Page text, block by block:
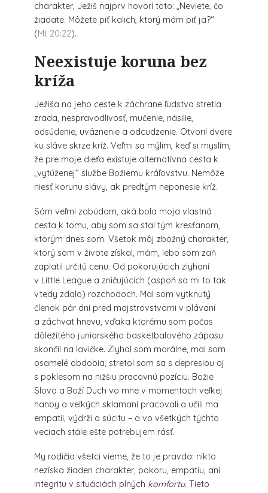
charakter, Ježiš najprv hovorí toto: „Neviete, čo
žiadate. Môžete piť kalich, ktorý mám piť ja?“
(Mt 20:22).
Neexistuje koruna bez
kríža
Ježiša na jeho ceste k záchrane ľudstva stretla
zrada, nespravodlivosť, mučenie, násilie,
odsúdenie, uväznenie a odcudzenie. Otvoril dvere
ku sláve skrze kríž. Veľmi sa mýlim, keď si myslím,
že pre moje dieťa existuje alternatívna cesta k
„vytúženej“ službe Božiemu kráľovstvu. Nemôže
niesť korunu slávy, ak predtým neponesie kríž.
Sám veľmi zabúdam, aká bola moja vlastná
cesta k tomu, aby som sa stal tým kresťanom,
ktorým dnes som. Všetok môj zbožný charakter,
ktorý som v živote získal, mám, lebo som zaň
zaplatil určitú cenu. Od pokorujúcich zlyhaní
v Little League a zničujúcich (aspoň sa mi to tak
vtedy zdalo) rozchodoch. Mal som vytknutý
členok pár dní pred majstrovstvami v plávaní
a záchvat hnevu, vďaka ktorému som počas
dôležitého juniorského basketbalového zápasu
skončil na lavičke. Zlyhal som morálne, mal som
osamelé obdobia, stretol som sa s depresiou aj
s poklesom na nižšiu pracovnú pozíciu. Božie
Slovo a Boží Duch vo mne v momentoch veľkej
hanby a veľkých sklamaní pracovali a učili ma
empatii, výdrži a súcitu – a vo všetkých týchto
veciach stále ešte potrebujem rásť.
My rodičia všetci vieme, že to je pravda: nikto
nezíska žiaden charakter, pokoru, empatiu, ani
integritu v situáciách plných komfortu. Tieto